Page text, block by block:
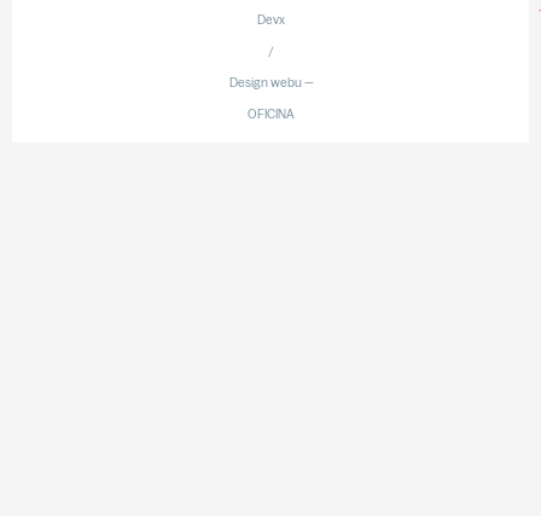
Devx
/
Design webu —
OFICINA